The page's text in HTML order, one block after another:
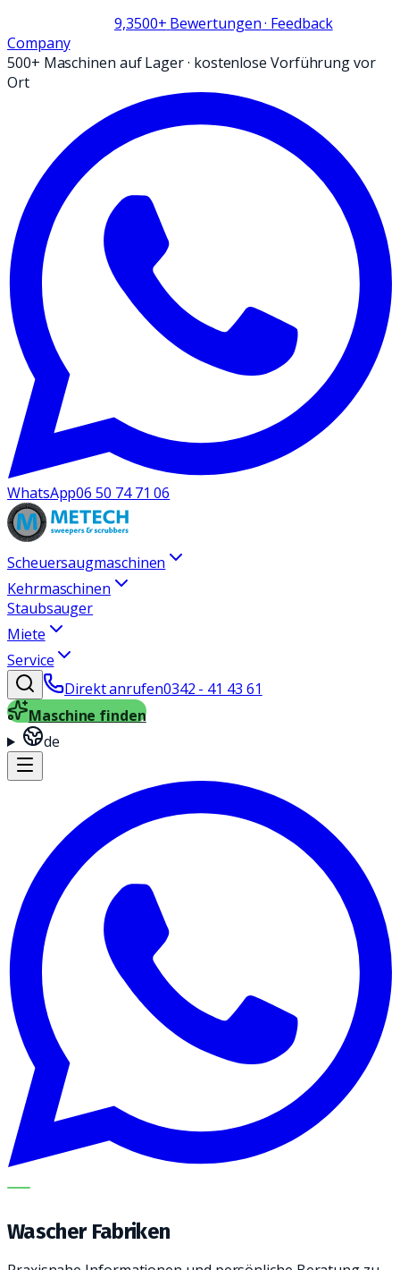
9,3500+ Bewertungen· Feedback
Company
500+ Maschinen auf Lager· kostenlose Vorführung vor
Ort
WhatsApp06 50 74 71 06
Scheuersaugmaschinen
Kehrmaschinen
Staubsauger
Miete
Service
Direkt anrufen0342 - 41 43 61
Maschine finden
de
METECH
Wascher Fabriken